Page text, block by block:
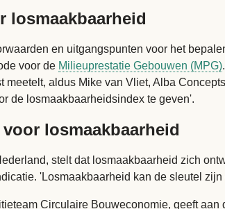
losmaakbaarheid
en uitgangspunten voor het
voor de Milieuprestatie Gebouwen (MPG)
aldus Mike van Vliet, Alba
de losmaakbaarheidsindex te geven'.
losmaakbaarheid
stelt dat losmaakbaarheid zich
'Losmaakbaarheid kan de sleutel
Circulaire Bouweconomie, geeft